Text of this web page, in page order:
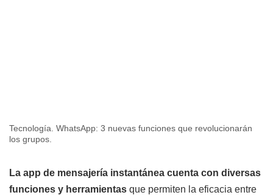
Tecnología. WhatsApp: 3 nuevas funciones que revolucionarán
los grupos.
La app de mensajería instantánea cuenta con diversas
funciones y herramientas que permiten la eficacia entre